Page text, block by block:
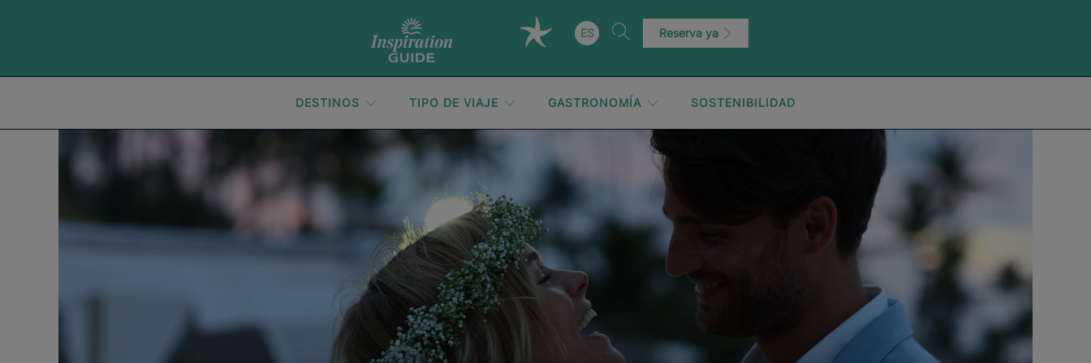
ES Reserva ya
DESTINOS TIPO DE VIAJE GASTRONOMÍA SOSTENIBILIDAD